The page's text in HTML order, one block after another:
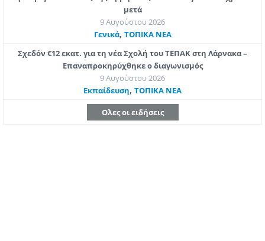
μετά
9 Αυγούστου 2026
Γενικά, ΤΟΠΙΚΑ ΝΕΑ
Σχεδόν €12 εκατ. για τη νέα Σχολή του ΤΕΠΑΚ στη Λάρνακα –
Επαναπροκηρύχθηκε ο διαγωνισμός
9 Αυγούστου 2026
Εκπαίδευση, ΤΟΠΙΚΑ ΝΕΑ
Ολες οι ειδήσεις